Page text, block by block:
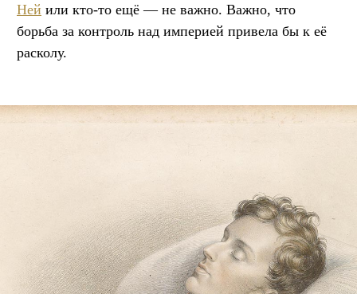
Ней или кто-то ещё — не важно. Важно, что
борьба за контроль над империей привела бы к её
расколу.